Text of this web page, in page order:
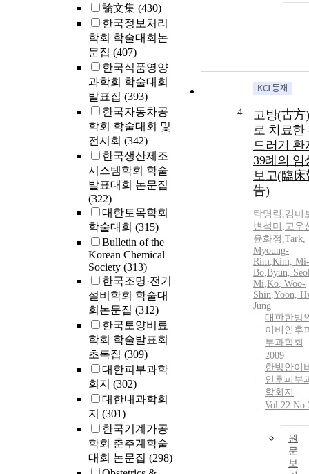
論文集 (430)
한국정보처리
학회 학술대회논
문집 (407)
한국식품영양
과학회 학술대회
발표집 (393)
한국자동차공
학회 학술대회 및
전시회 (342)
한국생산제조
시스템학회 학술
발표대회 논문집
(322)
대한토목학회
학술대회 (315)
Bulletin of the
Korean Chemical
Society (313)
한국조명·전기
설비학회 학술대
회논문집 (312)
한국토양비료
학회 학술발표회
초록집 (309)
대한피부과학
회지 (302)
대한내과학회
지 (301)
한국기계가공
학회 춘추계학술
대회 논문집 (298)
4
고방(古方
로 치료한
드러기 환
39례의 임
보고(臨床
告)
탁명림 ,김미
변석미 ,고우
윤화정 ,Tark,
Myoung-
Rim,Kim, Mi-
Bo,Byun,
Mi,Ko, Woo-
Shin,Yoon,
Jung
대한한방
이비인후
부과학회
2009
한방안이
인후피부
학회지
Vol.22
원
문
보